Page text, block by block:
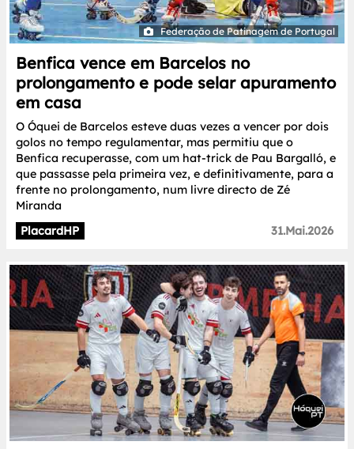
Federação de Patinagem de Portugal
Benfica vence em Barcelos no
prolongamento e pode selar apuramento
em casa
O Óquei de Barcelos esteve duas vezes a vencer por dois
golos no tempo regulamentar, mas permitiu que o
Benfica recuperasse, com um hat-trick de Pau Bargalló, e
que passasse pela primeira vez, e definitivamente, para a
frente no prolongamento, num livre directo de Zé
Miranda
PlacardHP
31.Mai.2026